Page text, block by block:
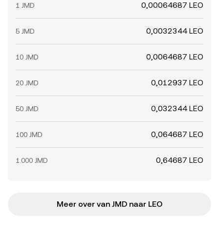
1 JMD 0,00064687 LEO
5 JMD 0,0032344 LEO
10 JMD 0,0064687 LEO
20 JMD 0,012937 LEO
50 JMD 0,032344 LEO
100 JMD 0,064687 LEO
1.000 JMD 0,64687 LEO
Meer over van JMD naar LEO